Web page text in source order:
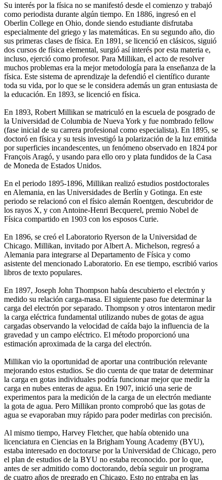
Su interés por la física no se manifestó desde el comienzo y trabajó
como periodista durante algún tiempo. En 1886, ingresó en el
Oberlin College en Ohio, donde siendo estudiante disfrutaba
especialmente del griego y las matemáticas. En su segundo año, dio
sus primeras clases de física. En 1891, se licenció en clásicos, siguió
dos cursos de física elemental, surgió así interés por esta materia e,
incluso, ejerció como profesor. Para Millikan, el acto de resolver
muchos problemas era la mejor metodología para la enseñanza de la
física. Este sistema de aprendizaje la defendió el científico durante
toda su vida, por lo que se le considera además un gran entusiasta de
la educación. En 1893, se licenció en física.
En 1893, Robert Millikan se matriculó en la escuela de posgrado de
la Universidad de Columbia de Nueva York y fue nombrado fellow
(fase inicial de su carrera profesional como especialista). En 1895, se
doctoró en física y su tesis investigó la polarización de la luz emitida
por superficies incandescentes, un fenómeno observado en 1824 por
François Aragó, y usando para ello oro y plata fundidos de la Casa
de Moneda de Estados Unidos.
En el periodo 1895-1896, Millikan realizó estudios postdoctorales
en Alemania, en las Universidades de Berlín y Gotinga. En este
periodo se relacionó con el físico alemán Roentgen, descubridor de
los rayos X, y con Antoine-Henri Becquerel, premio Nobel de
Física compartido en 1903 con los esposos Curie.
En 1896, se creó el Laboratorio Ryerson de la Universidad de
Chicago. Millikan, invitado por Albert A. Michelson, regresó a
Alemania para integrarse al Departamento de Física y como
asistente del mencionado Laboratorio. En ese tiempo, escribió varios
libros de texto populares.
En 1897, Joseph John Thompson había descubierto el electrón y
medido su relación carga-masa. El siguiente paso fue determinar la
carga del electrón por separado. Thompson y otros intentaron medir
la carga eléctrica fundamental utilizando nubes de gotas de agua
cargadas observando la velocidad de caída bajo la influencia de la
gravedad y un campo eléctrico. El método proporcionó una
estimación aproximada de la carga del electrón.
Millikan vio la oportunidad de aportar una contribución relevante
mejorando estos estudios. Se dio cuenta de que tratar de determinar
la carga en gotas individuales podría funcionar mejor que medir la
carga en nubes enteras de agua. En 1907, inició una serie de
experimentos para la medición de la carga de un electrón mediante
la gota de agua. Pero Millikan pronto comprobó que las gotas de
agua se evaporaban muy rápido para poder medirlas con precisión.
Al mismo tiempo, Harvey Fletcher, que había obtenido una
licenciatura en Ciencias en la Brigham Young Academy (BYU),
estaba interesado en doctorarse por la Universidad de Chicago, pero
el plan de estudios de la BYU no estaba reconocido. por lo que,
antes de ser admitido como doctorando, debía seguir un programa
de cuatro años de pregrado en Chicago. Esto no entraba en las